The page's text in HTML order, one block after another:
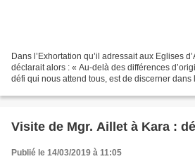
Dans l’Exhortation qu’il adressait aux Eglises
déclarait alors : « Au-delà des différences
défi qui nous attend tous, est de discerner dans
Visite de Mgr. Aillet à Kara :
Publié le 14/03/2019 à 11:05